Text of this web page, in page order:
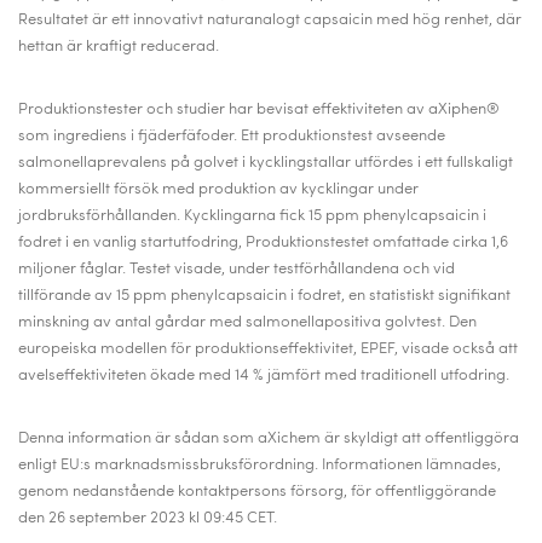
Resultatet är ett innovativt naturanalogt capsaicin med hög renhet, där
hettan är kraftigt reducerad.
Produktionstester och studier har bevisat effektiviteten av aXiphen®
som ingrediens i fjäderfäfoder. Ett produktionstest avseende
salmonellaprevalens på golvet i kycklingstallar utfördes i ett fullskaligt
kommersiellt försök med produktion av kycklingar under
jordbruksförhållanden. Kycklingarna fick 15 ppm phenylcapsaicin i
fodret i en vanlig startutfodring, Produktionstestet omfattade cirka 1,6
miljoner fåglar. Testet visade, under testförhållandena och vid
tillförande av 15 ppm phenylcapsaicin i fodret, en statistiskt signifikant
minskning av antal gårdar med salmonellapositiva golvtest. Den
europeiska modellen för produktionseffektivitet, EPEF, visade också att
avelseffektiviteten ökade med 14 % jämfört med traditionell utfodring.
Denna information är sådan som aXichem är skyldigt att offentliggöra
enligt EU:s marknadsmissbruksförordning. Informationen lämnades,
genom nedanstående kontaktpersons försorg, för offentliggörande
den 26 september 2023 kl 09:45 CET.